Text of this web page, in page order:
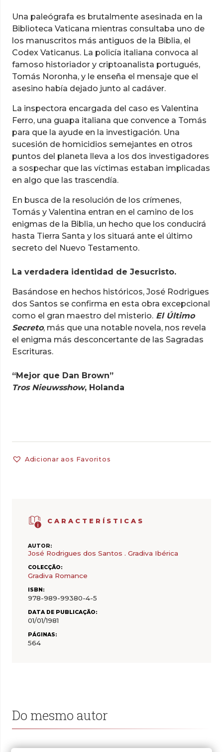
CARACTERÍSTICAS
AUTOR:
José Rodrigues dos Santos . Gradiva Ibérica
COLECÇÃO:
Gradiva Romance
ISBN:
978-989-99380-4-5
DATA DE PUBLICAÇÃO:
01/01/1981
PÁGINAS:
564
Una paleógrafa es brutalmente asesinada en la
Biblioteca Vaticana mientras consultaba uno de
los manuscritos más antiguos de la Biblia, el
Codex Vaticanus. La policía italiana convoca al
famoso historiador y criptoanalista portugués,
Tomás Noronha, y le enseña el mensaje que el
asesino había dejado junto al cadáver.
La inspectora encargada del caso es Valentina
Ferro, una guapa italiana que convence a Tomás
para que la ayude en la investigación. Una
sucesión de homicidios semejantes en otros
puntos del planeta lleva a los dos investigadores
a sospechar que las víctimas estaban implicadas
en algo que las trascendía.
En busca de la resolución de los crímenes,
Tomás y Valentina entran en el camino de los
enigmas de la Biblia, un hecho que los conducirá
hasta Tierra Santa y los situará ante el último
secreto del Nuevo Testamento.
La verdadera identidad de Jesucristo.
Basándose en hechos históricos, José Rodrigues
dos Santos se confirma en esta obra excepcional
como el gran maestro del misterio. El Último
Secreto, más que una notable novela, nos revela
el enigma más desconcertante de las Sagradas
Escrituras.
“Mejor que Dan Brown”
Tros Nieuwsshow, Holanda
Adicionar aos Favoritos
Do mesmo autor